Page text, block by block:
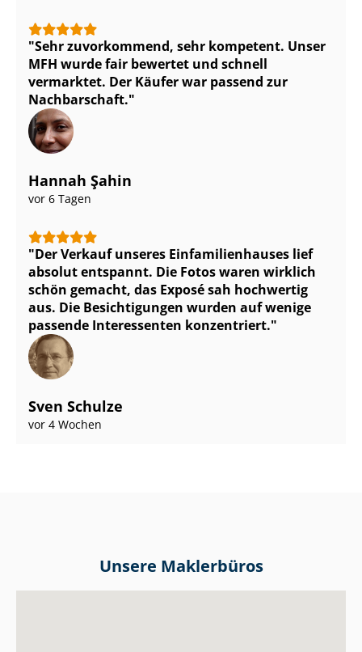
Sehr zuvorkommend, sehr kompetent. Unser
MFH wurde fair bewertet und schnell
vermarktet. Der Käufer war passend zur
Nachbarschaft.
Hannah Şahin
vor 6 Tagen
Der Verkauf unseres Ein­fa­mi­li­en­hau­ses lief
absolut entspannt. Die Fotos waren wirklich
schön gemacht, das Exposé sah hochwertig
aus. Die Besichtigungen wurden auf wenige
passende Interessenten konzentriert.
Sven Schulze
vor 4 Wochen
Unsere Maklerbüros